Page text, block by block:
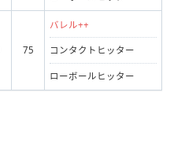
75
バレル++
コンタクトヒッター
ローボールヒッター